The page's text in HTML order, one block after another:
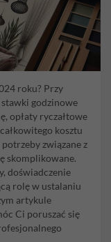
roku? Przy
godzinowe
opłaty ryczałtowe
kosztu
związane z
skomplikowane.
doświadczenie
rolę w ustalaniu
artykule
Ci poruszać się